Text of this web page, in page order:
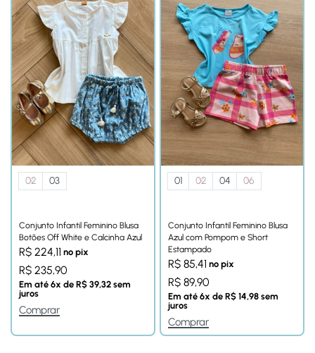
02 03
Conjunto Infantil Feminino Blusa
Botões Off White e Calcinha Azul
R$ 224,11 no pix
R$ 235,90
Em até 6x de R$ 39,32 sem
juros
Comprar
01 02 04 06
Conjunto Infantil Feminino Blusa
Azul com Pompom e Short
Estampado
R$ 85,41 no pix
R$ 89,90
Em até 6x de R$ 14,98 sem
juros
Comprar